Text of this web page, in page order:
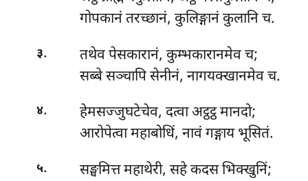
गोपकानं तरच्छानं, कुलिङ्गानं कुलानि च.
३.
तथेव पेसकारानं, कुम्भकारानमेव च;
सब्बे सञ्चापि सेनीनं, नागयक्खानमेव च.
४.
हेमसज्जुघटेचेव, दत्वा अट्ठट्ठ मानदो;
आरोपेत्वा महाबोधिं, नावं गङ्गाय भूसितं.
५.
सङ्घमित्त महाथेरी, सहे कदस भिक्खुनिं;